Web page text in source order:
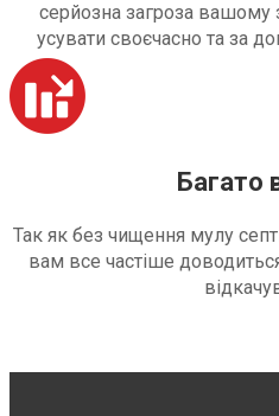
серйозна загроза вашому
усувати своєчасно та за
Багато
Так як без чищення мулу
вам все частіше